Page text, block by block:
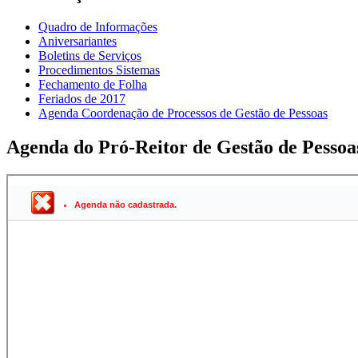
Quadro de Informações
Aniversariantes
Boletins de Serviços
Procedimentos Sistemas
Fechamento de Folha
Feriados de 2017
Agenda Coordenação de Processos de Gestão de Pessoas
Agenda do Pró-Reitor de Gestão de